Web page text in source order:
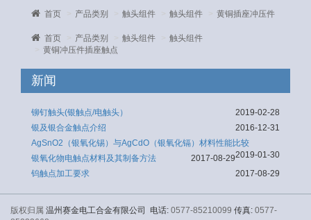
首页 产品类别 触头组件 触头组件 黄铜插座冲压件
首页 产品类别 触头组件
触头组件
黄铜冲压件插座触点
新闻
铆钉触头(银触点/电触头）
2019-02-28
银及银合金触点介绍
2016-12-31
AgSnO2（银氧化锡）与AgCdO（银氧化镉）材料性能比较
2019-01-30
银氧化物电触点材料及其制备方法
2017-08-29
钨触点加工要求
2017-08-29
版权归属 温州赛金电工合金有限公司 电话: 0577-85210099 传真: 0577-